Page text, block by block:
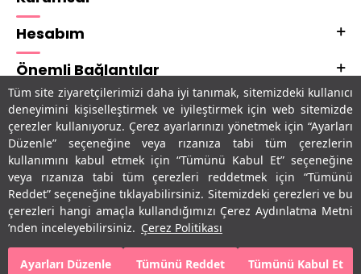
Tüm site ziyaretçilerimizi daha iyi tanımak, sitemizdeki kullanıcı
deneyimini kişiselleştirmek ve iyileştirmek için web sitemizde
çerezler kullanıyoruz. Çerez ayarlarınızı yönetmek için “Ayarları
Düzenle” seçeneğine veya rızanıza tabi tüm çerezlerin
kullanımını kabul etmek için “Tümünü Kabul Et” seçeneğine
veya rızanıza tabi tüm çerezleri reddetmek için “Tümünü
Reddet” seçeneğine tıklayabilirsiniz. Sitemizdeki çerezleri ve bu
çerezleri hangi amaçla kullandığımızı Çerez Aydınlatma Metni
’nden inceleyebilirsiniz. Çerez Politikası
Ayarları Düzenle Tümünü Reddet Tümünü Kabul Et
SEPETE EKLE HEMEN AL
Hesabım
Önemli Bağlantılar
Adres & İletişim
Uygulamalarımız